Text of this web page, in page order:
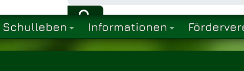
Schulleben Informationen